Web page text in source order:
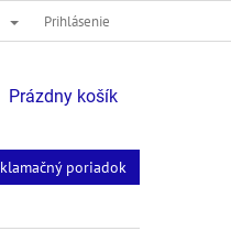
Prihlásenie
NÁKUPNÝ
Prázdny košík
poriadok